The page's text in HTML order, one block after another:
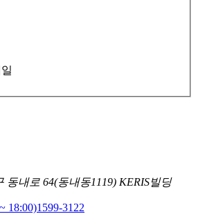
동내로 64(동내동1119) KERIS빌딩
18:00)1599-3122